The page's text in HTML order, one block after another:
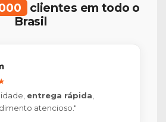
clientes em todo o
Brasil
entrega rápida,
atencioso."